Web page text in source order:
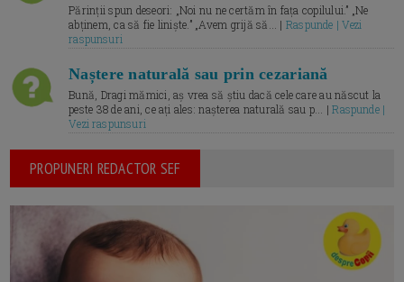
Părinții spun deseori: „Noi nu ne certăm în fața copilului.” „Ne
abținem, ca să fie liniște.” „Avem grijă să... | Raspunde | Vezi
raspunsuri
Naștere naturală sau prin cezariană
Bună, Dragi mămici, aș vrea să știu dacă cele care au născut la
peste 38 de ani, ce ați ales: nașterea naturală sau p... |Raspunde |
Vezi raspunsuri
PROPUNERI REDACTOR SEF